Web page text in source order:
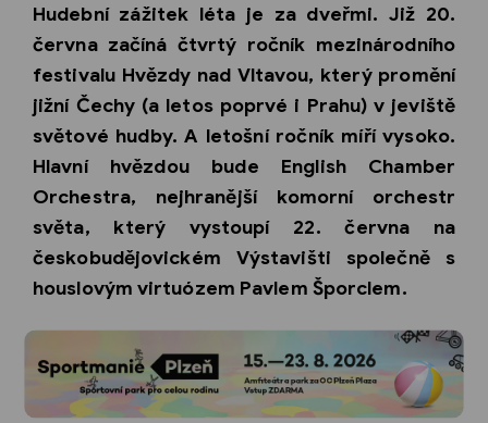
Hudební zážitek léta je za dveřmi. Již 20.
června začíná čtvrtý ročník mezinárodního
festivalu Hvězdy nad Vltavou, který promění
jižní Čechy (a letos poprvé i Prahu) v jeviště
světové hudby. A letošní ročník míří vysoko.
Hlavní hvězdou bude English Chamber
Orchestra, nejhranější komorní orchestr
světa, který vystoupí 22. června na
českobudějovickém Výstavišti společně s
houslovým virtuózem Pavlem Šporclem.